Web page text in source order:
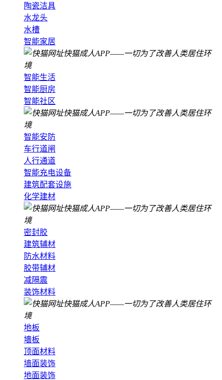
陶瓷洁具
水龙头
水槽
智能家居
智能生活
智能厨房
智能社区
智能安防
车行道闸
人行通道
智能充电设备
建筑配套设施
化学建材
密封胶
建筑辅材
防水材料
胶带辅材
减隔震
装饰材料
地板
墻板
顶面材料
墙面装饰
地面装饰